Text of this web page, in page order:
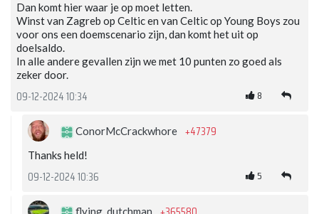
Dan komt hier waar je op moet letten.
Winst van Zagreb op Celtic en van Celtic op Young Boys zou
voor ons een doemscenario zijn, dan komt het uit op
doelsaldo.
In alle andere gevallen zijn we met 10 punten zo goed als
zeker door.
09-12-2024 10:34 8
ConorMcCrackwhore +47379
Thanks held!
09-12-2024 10:36 5
flying_dutchman